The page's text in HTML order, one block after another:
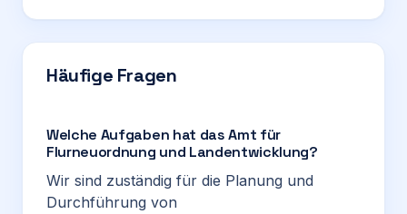
Häufige Fragen
Welche Aufgaben hat das Amt für
Flurneuordnung und Landentwicklung?
Wir sind zuständig für die Planung und
Durchführung von